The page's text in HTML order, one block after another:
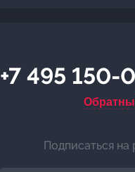
+7 495 150-
Подписаться на